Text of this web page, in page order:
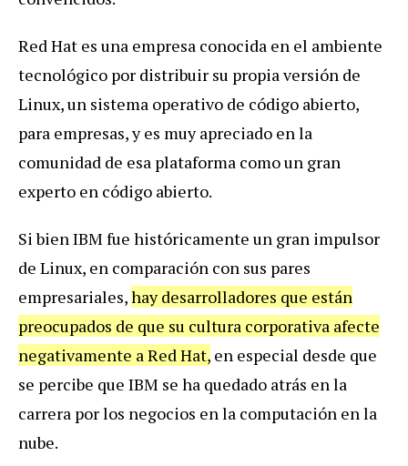
Red Hat es una empresa conocida en el ambiente
tecnológico por distribuir su propia versión de
Linux, un sistema operativo de código abierto,
para empresas, y es muy apreciado en la
comunidad de esa plataforma como un gran
experto en código abierto.
Si bien IBM fue históricamente un gran impulsor
de Linux, en comparación con sus pares
empresariales,hay desarrolladores que están
preocupados de que su cultura corporativa afecte
negativamente a Red Hat, en especial desde que
se percibe que IBM se ha quedado atrás en la
carrera por los negocios en la computación en la
nube.